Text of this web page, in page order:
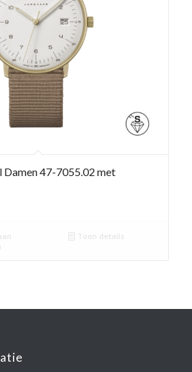
Damen 47-7055.02 met
Toon details